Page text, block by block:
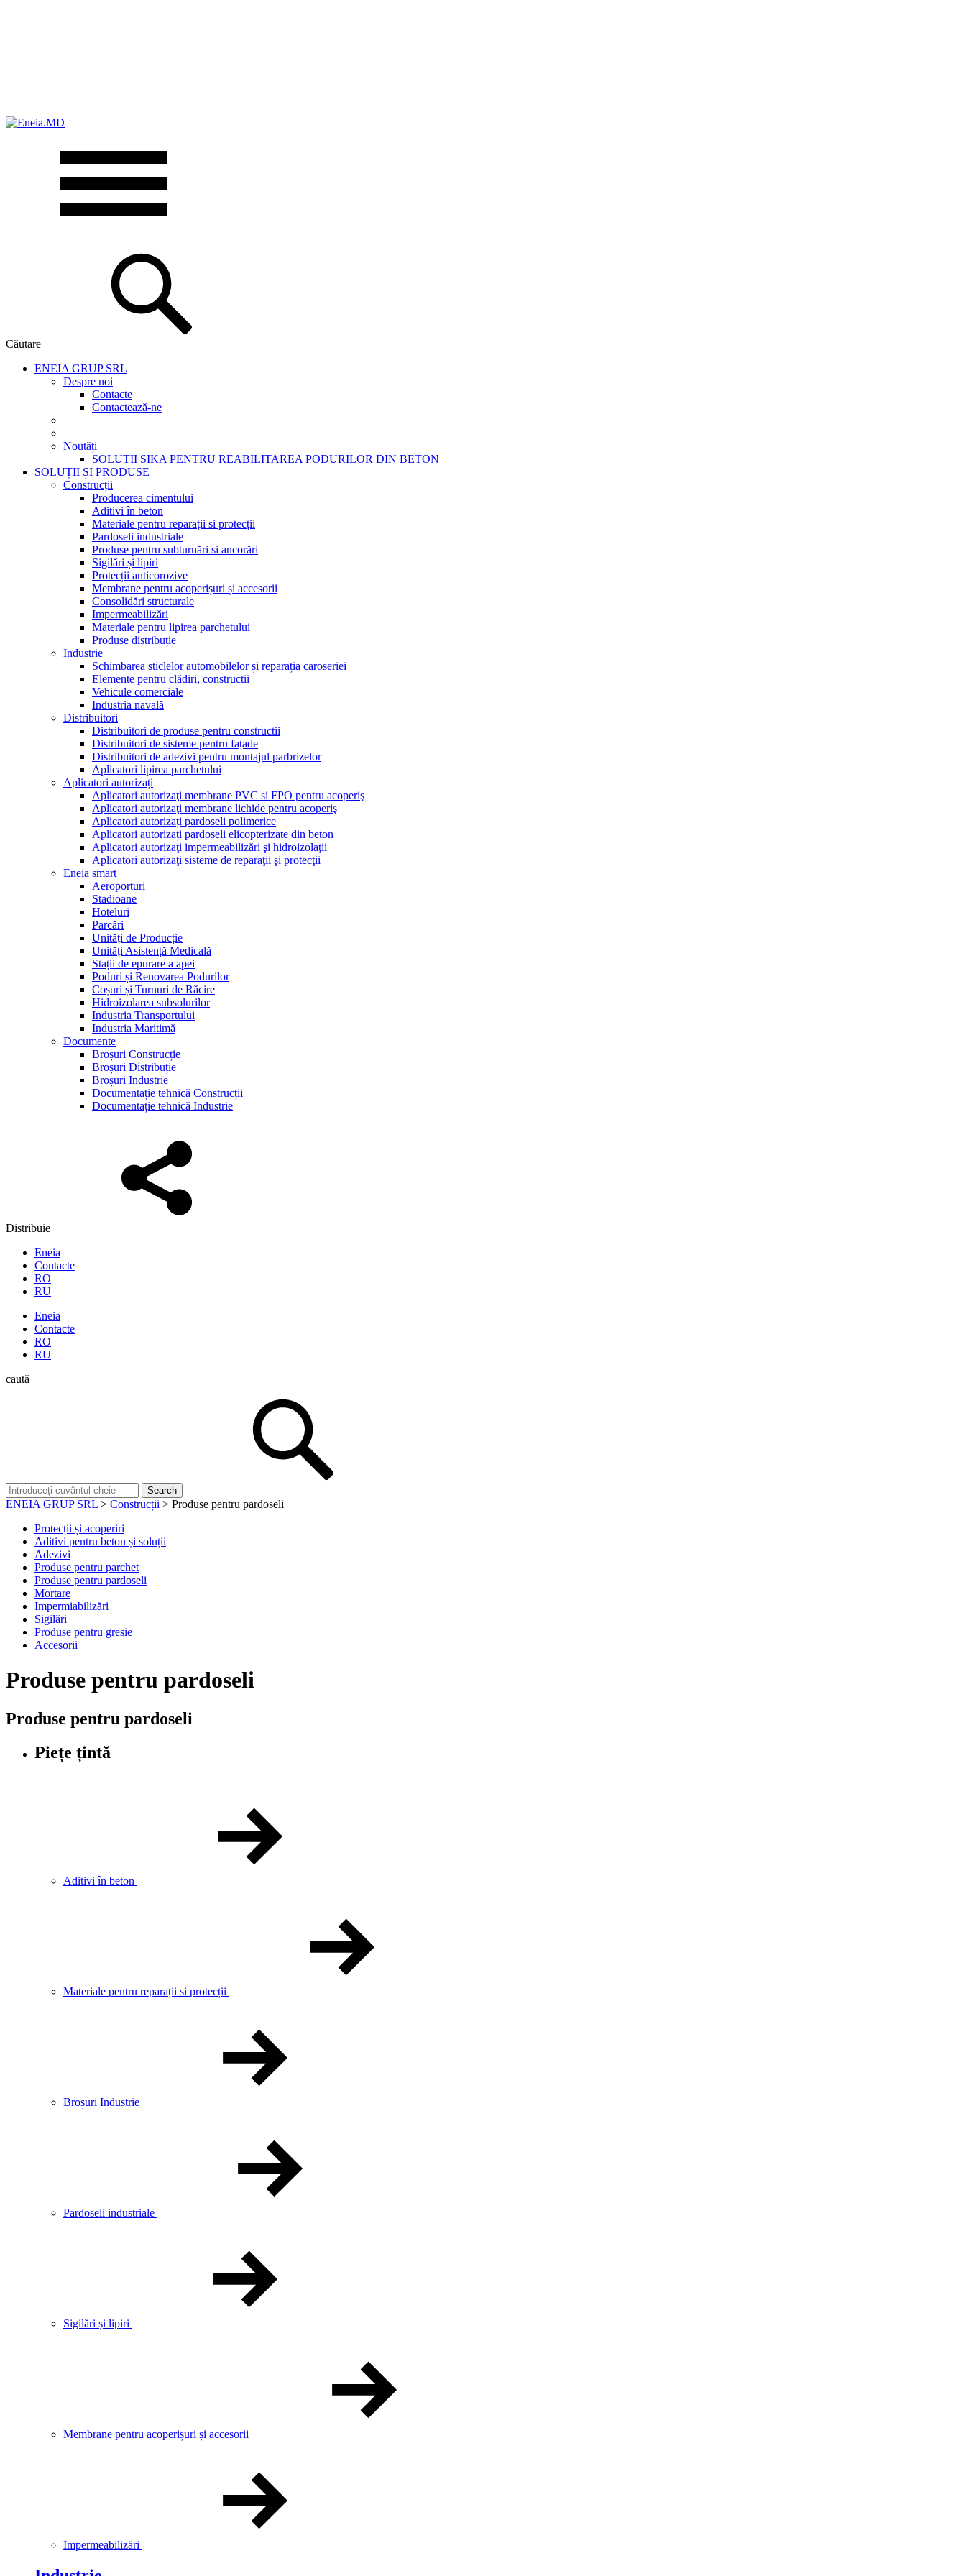
Căutare
ENEIA GRUP SRL
Despre noi
Contacte
Contactează-ne
Noutăți
SOLUTII SIKA PENTRU REABILITAREA PODURILOR DIN BETON
SOLUȚII ȘI PRODUSE
Construcții
Producerea cimentului
Aditivi în beton
Materiale pentru reparații si protecții
Pardoseli industriale
Produse pentru subturnări si ancorări
Sigilări și lipiri
Protecții anticorozive
Membrane pentru acoperișuri și accesorii
Consolidări structurale
Impermeabilizări
Materiale pentru lipirea parchetului
Produse distribuție
Industrie
Schimbarea sticlelor automobilelor și reparația caroseriei
Elemente pentru clădiri, constructii
Vehicule comerciale
Industria navală
Distribuitori
Distribuitori de produse pentru constructii
Distribuitori de sisteme pentru fațade
Distribuitori de adezivi pentru montajul parbrizelor
Aplicatori lipirea parchetului
Aplicatori autorizați
Aplicatori autorizaţi membrane PVC si FPO pentru acoperiş
Aplicatori autorizaţi membrane lichide pentru acoperiş
Aplicatori autorizați pardoseli polimerice
Aplicatori autorizați pardoseli elicopterizate din beton
Aplicatori autorizaţi impermeabilizări şi hidroizolaţii
Aplicatori autorizaţi sisteme de reparaţii şi protecţii
Eneia smart
Aeroporturi
Stadioane
Hoteluri
Parcări
Unități de Producție
Unități Asistență Medicală
Stații de epurare a apei
Poduri și Renovarea Podurilor
Coșuri și Turnuri de Răcire
Hidroizolarea subsolurilor
Industria Transportului
Industria Maritimă
Documente
Broșuri Construcție
Broșuri Distribuție
Broșuri Industrie
Documentație tehnică Construcții
Documentație tehnică Industrie
Distribuie
Eneia
Contacte
RO
RU
Eneia
Contacte
RO
RU
caută
ENEIA GRUP SRL > Construcții > Produse pentru pardoseli
Protecții și acoperiri
Aditivi pentru beton și soluții
Adezivi
Produse pentru parchet
Produse pentru pardoseli
Mortare
Impermiabilizări
Sigilări
Produse pentru gresie
Accesorii
Produse pentru pardoseli
Produse pentru pardoseli
Piețe țintă
Aditivi în beton
Materiale pentru reparații si protecții
Broșuri Industrie
Pardoseli industriale
Sigilări și lipiri
Membrane pentru acoperișuri și accesorii
Impermeabilizări